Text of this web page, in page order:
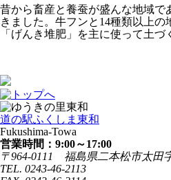
昔から畜産と養蚕が盛んな地域で
きました。牛フンと14種類以上の
「げんき堆肥」を主に使って土づ
道の駅ふくしま東和
Fukushima-Towa
営業時間：9:00～17:00
〒964-0111 福島県二本松市太田
TEL. 0243-46-2113